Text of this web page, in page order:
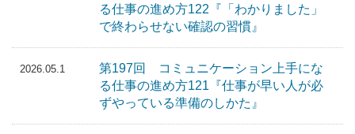
る仕事の進め方122『「わかりました」
で終わらせない確認の習慣』
2026.05.1
第197回 コミュニケーション上手にな
る仕事の進め方121『仕事が早い人が必
ずやっている準備のしかた』